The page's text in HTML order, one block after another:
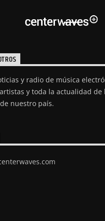
y radio de música
y toda la actualidad de
nuestro país.